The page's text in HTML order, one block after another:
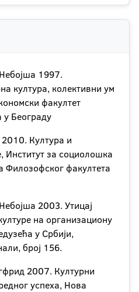
1997.
култура, колективни ум
факултет
у Београду
Култура и
Институт за социолошка
Филозофског факултета
2003. Утицај
на организациону
у Србији,
број 156.
2007. Културни
успеха, Нова